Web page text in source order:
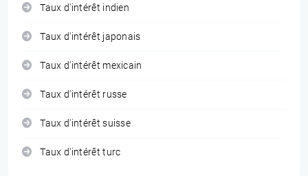
Taux d'intérêt indien
Taux d'intérêt japonais
Taux d'intérêt mexicain
Taux d'intérêt russe
Taux d'intérêt suisse
Taux d'intérêt turc